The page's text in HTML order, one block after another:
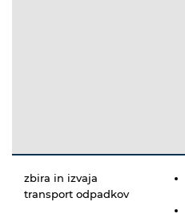
zbira in izvaja
transport odpadkov